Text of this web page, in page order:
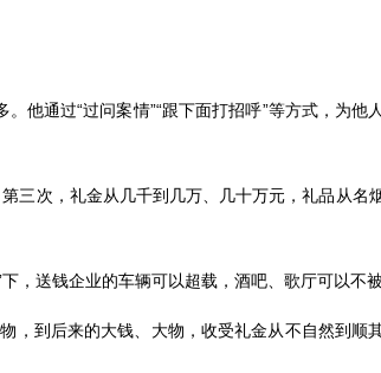
。他通过“过问案情”“跟下面打招呼”等方式，为他
三次，礼金从几千到几万、几十万元，礼品从名
下，送钱企业的车辆可以超载，酒吧、歌厅可以不
，到后来的大钱、大物，收受礼金从不自然到顺